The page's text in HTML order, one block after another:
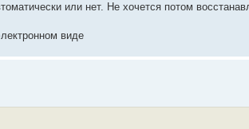
или нет. Не хочется потом
виде